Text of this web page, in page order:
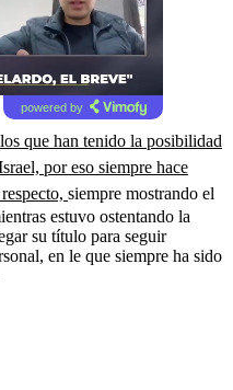
powered by
que han tenido la posibilidad
por eso siempre hace
siempre mostrando el
estuvo ostentando la
su título para seguir
en le que siempre ha sido